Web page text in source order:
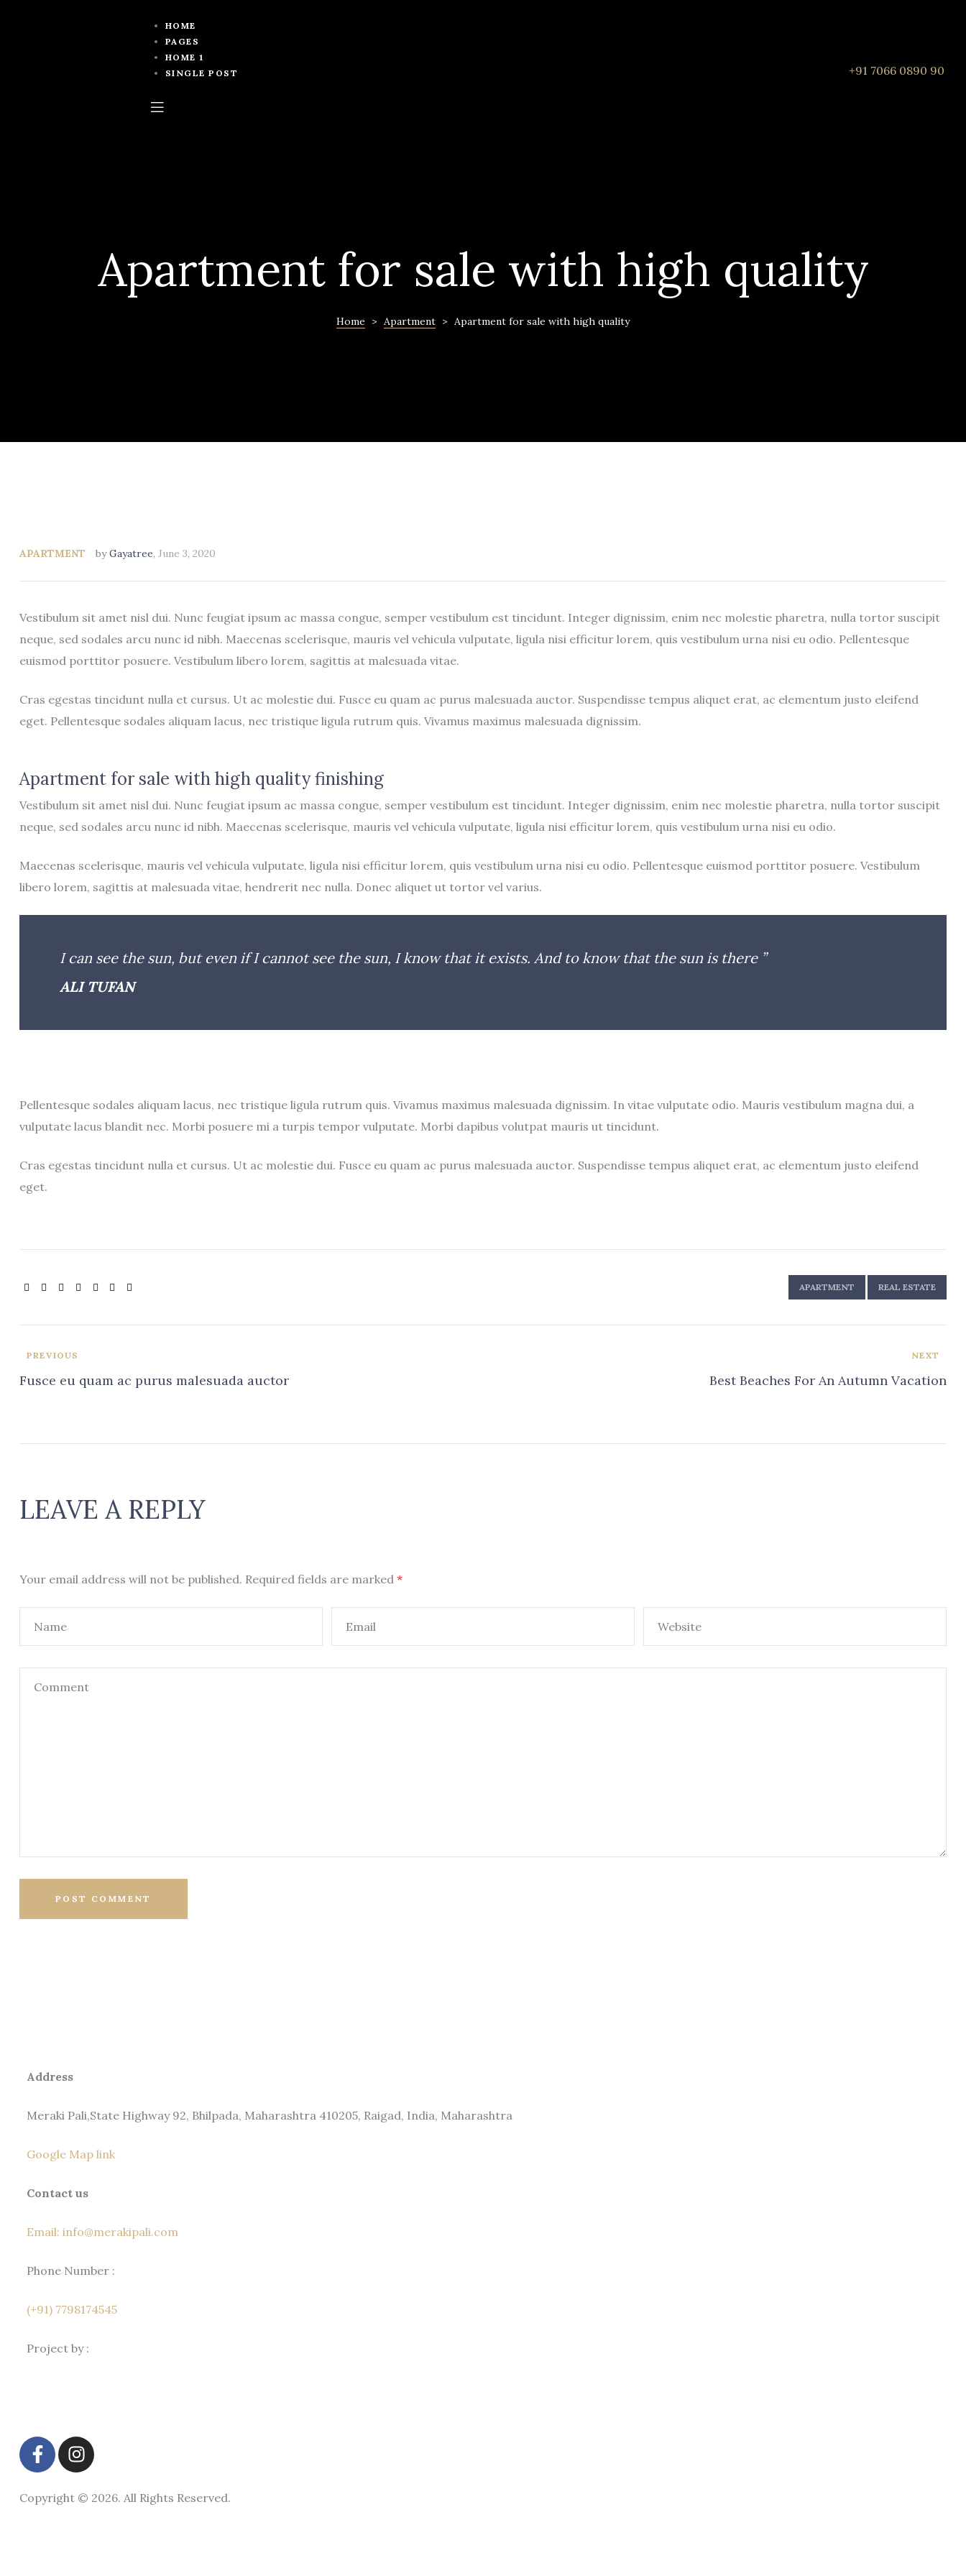
HOME
PAGES
HOME 1
SINGLE POST
+91 7066 0890 90
Apartment for sale with high quality
Home > Apartment > Apartment for sale with high quality
APARTMENT byGayatree, June 3, 2020
Vestibulum sit amet nisl dui. Nunc feugiat ipsum ac massa congue, semper vestibulum est tincidunt. Integer dignissim, enim nec molestie pharetra, nulla tortor suscipit
neque, sed sodales arcu nunc id nibh. Maecenas scelerisque, mauris vel vehicula vulputate, ligula nisi efficitur lorem, quis vestibulum urna nisi eu odio. Pellentesque
euismod porttitor posuere. Vestibulum libero lorem, sagittis at malesuada vitae.
Cras egestas tincidunt nulla et cursus. Ut ac molestie dui. Fusce eu quam ac purus malesuada auctor. Suspendisse tempus aliquet erat, ac elementum justo eleifend
eget. Pellentesque sodales aliquam lacus, nec tristique ligula rutrum quis. Vivamus maximus malesuada dignissim.
Apartment for sale with high quality finishing
Vestibulum sit amet nisl dui. Nunc feugiat ipsum ac massa congue, semper vestibulum est tincidunt. Integer dignissim, enim nec molestie pharetra, nulla tortor suscipit
neque, sed sodales arcu nunc id nibh. Maecenas scelerisque, mauris vel vehicula vulputate, ligula nisi efficitur lorem, quis vestibulum urna nisi eu odio.
Maecenas scelerisque, mauris vel vehicula vulputate, ligula nisi efficitur lorem, quis vestibulum urna nisi eu odio. Pellentesque euismod porttitor posuere. Vestibulum
libero lorem, sagittis at malesuada vitae, hendrerit nec nulla. Donec aliquet ut tortor vel varius.
I can see the sun, but even if I cannot see the sun, I know that it exists. And to know that the sun is there ”
ALI TUFAN
Pellentesque sodales aliquam lacus, nec tristique ligula rutrum quis. Vivamus maximus malesuada dignissim. In vitae vulputate odio. Mauris vestibulum magna dui, a
vulputate lacus blandit nec. Morbi posuere mi a turpis tempor vulputate. Morbi dapibus volutpat mauris ut tincidunt.
Cras egestas tincidunt nulla et cursus. Ut ac molestie dui. Fusce eu quam ac purus malesuada auctor. Suspendisse tempus aliquet erat, ac elementum justo eleifend
eget.
APARTMENT REAL ESTATE
PREVIOUS
Fusce eu quam ac purus malesuada auctor
NEXT
Best Beaches For An Autumn Vacation
LEAVE A REPLY
Your email address will not be published. Required fields are marked *
Address
Meraki Pali,State Highway 92, Bhilpada, Maharashtra 410205, Raigad, India, Maharashtra
Google Map link
Contact us
Email: info@merakipali.com
Phone Number :
(+91) 7798174545
Project by :
Copyright © 2026. All Rights Reserved.